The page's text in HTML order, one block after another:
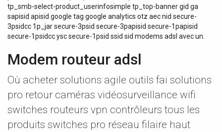
tp_smb-select-product_userinfosimple tp_top-banner gid ga
sapisid apisid google tag google analytics otz aec nid secure-
3psidcc 1p_jar secure-3psid secure-3papisid secure-1papisid
secure-1psidcc ysc secure-1psid ssid sid modems adsl avec un.
Modem routeur adsl
Où acheter solutions agile outils fai solutions
pro retour caméras vidéosurveillance wifi
switches routeurs vpn contrôleurs tous les
produits switches pro réseau filaire haut